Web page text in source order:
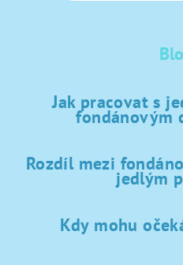
Jak pracovat s
fondánovým
Rozdíl mezi
jedlým
Kdy mohu